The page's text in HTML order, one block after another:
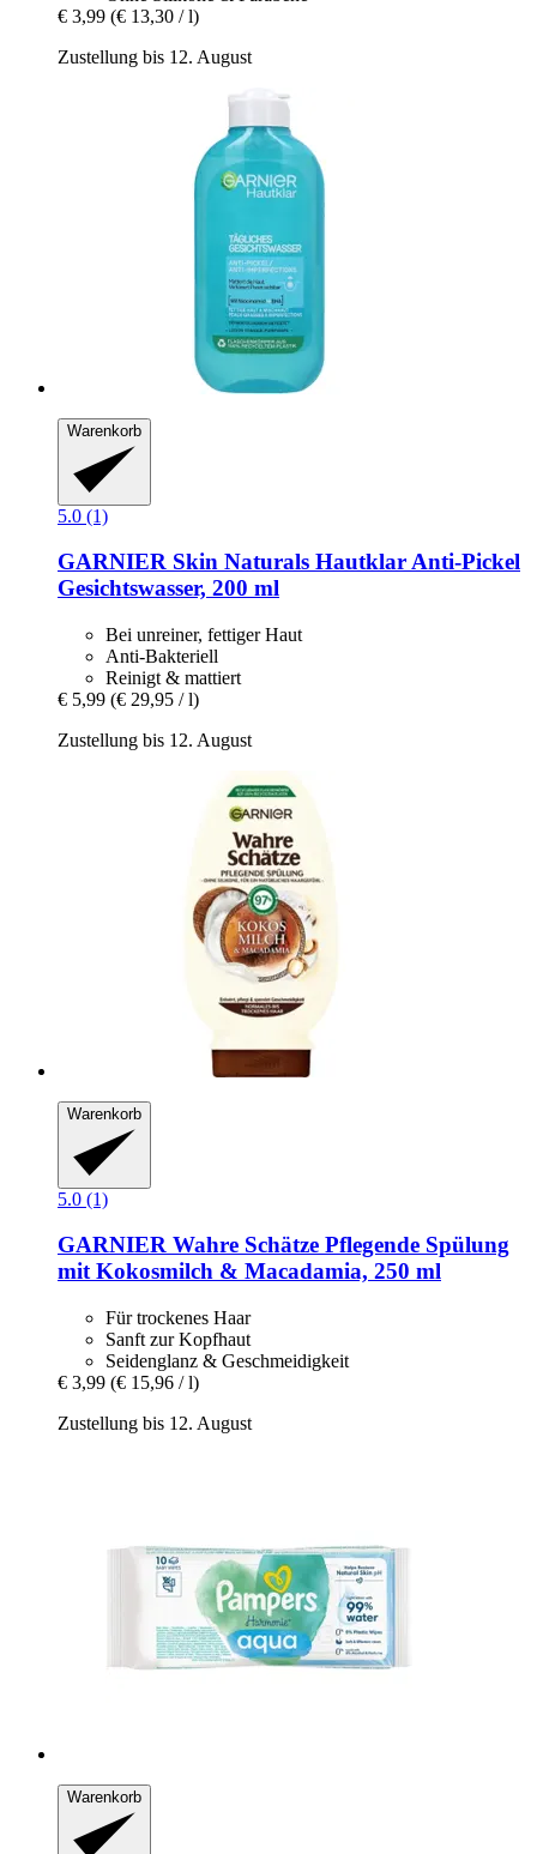
€ 3,99 (€ 13,30 / l)
Zustellung bis 12. August
Warenkorb
5.0 (1)
GARNIER Skin Naturals Hautklar Anti-​Pickel
Gesichtswasser, 200 ml
Bei unreiner, fettiger Haut
Anti-Bakteriell
Reinigt & mattiert
€ 5,99 (€ 29,95 / l)
Zustellung bis 12. August
Warenkorb
5.0 (1)
GARNIER Wahre Schätze Pflegende Spülung
mit Kokosmilch & Macadamia, 250 ml
Für trockenes Haar
Sanft zur Kopfhaut
Seidenglanz & Geschmeidigkeit
€ 3,99 (€ 15,96 / l)
Zustellung bis 12. August
Warenkorb